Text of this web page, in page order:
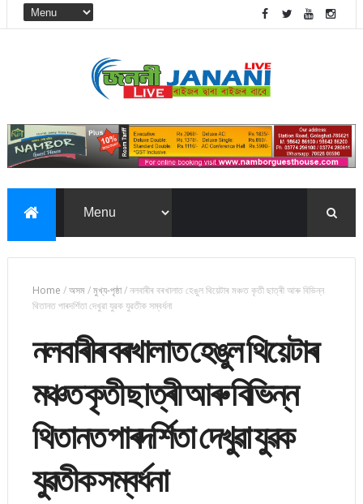
Home /অসম/মুখ্য-পৃষ্ঠা/নলবাৰীৰ বৰখালাত হেঙুল থিয়েটাৰ মঞ্চত কৃতী ছাত্ৰী আৰু বিভিন্ন
থিতানত পাৰদৰ্শিতা দেখুৱা যুৱক যুৱতীক সম্বৰ্ধনা
নলবাৰীৰ বৰখালাত হেঙুল থিয়েটাৰ
মঞ্চত কৃতী ছাত্ৰী আৰু বিভিন্ন
থিতানত পাৰদৰ্শিতা দেখুৱা যুৱক
যুৱতীক সম্বৰ্ধনা